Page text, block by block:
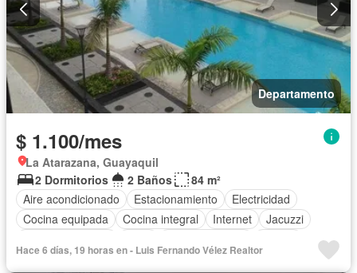
Departamento
$ 1.100/mes
La Atarazana, Guayaquil
2 Dormitorios
2 Baños
84 m²
Aire acondicionado
Estacionamiento
Electricidad
Cocina equipada
Cocina integral Internet
Jacuzzi
Garita de guardianía
Gimnasio Ascensor
Hace 6 días, 19 horas en - Luis Fernando Vélez Realtor